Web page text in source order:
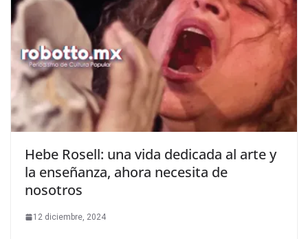
Hebe Rosell: una vida dedicada al arte y
la enseñanza, ahora necesita de
nosotros
12 diciembre, 2024